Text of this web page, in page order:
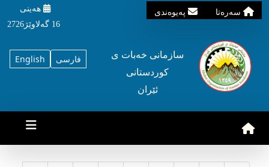
سه‌ره‌تا په‌یوه‌ندی
هه‌ینی
16 گه‌لاوێژ2726
English فارسی
سازمانی خه‌بات ی
کوردستانی
ئێران